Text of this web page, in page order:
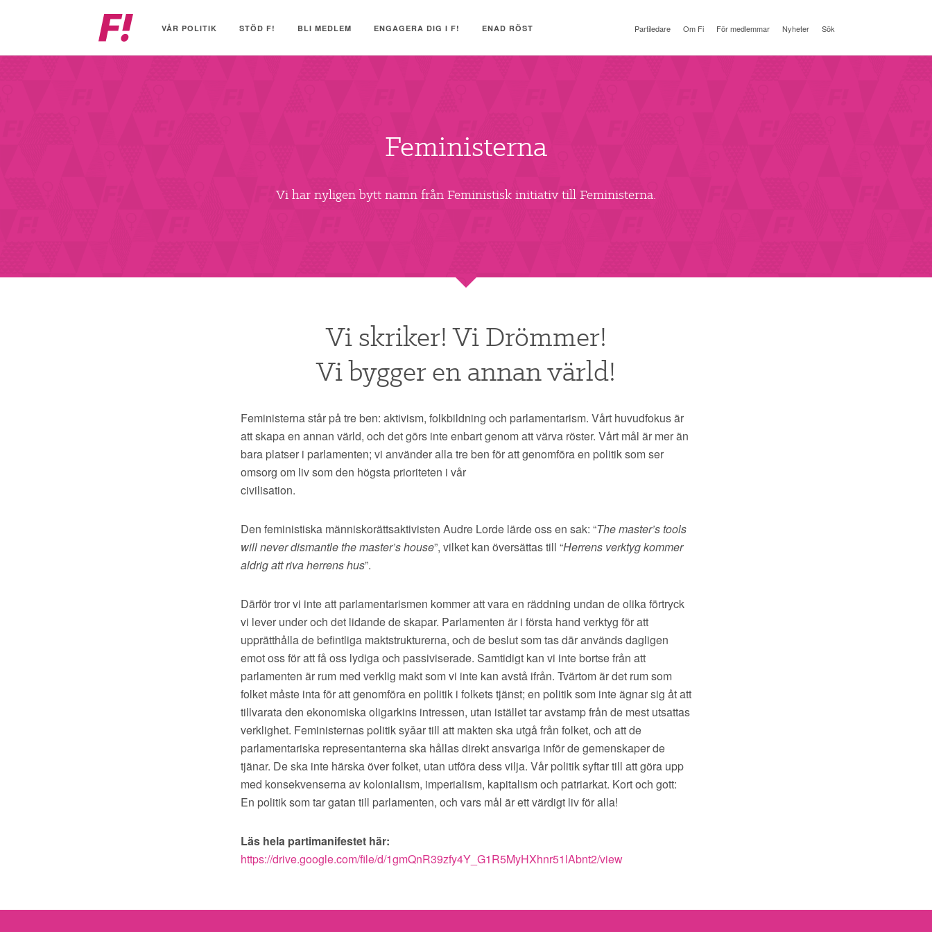
initiativ
VÅR POLITIK STÖD F! BLI MEDLEM ENGAGERA DIG I F! ENAD RÖST Partiledare Om Fi För medlemmar Nyheter Sök
Feministerna
Vi har nyligen bytt namn från Feministisk initiativ till Feministerna.
Vi skriker! Vi Drömmer!
Vi bygger en annan värld!
Feministerna står på tre ben: aktivism, folkbildning och parlamentarism. Vårt huvudfokus är
att skapa en annan värld, och det görs inte enbart genom att värva röster. Vårt mål är mer än
bara platser i parlamenten; vi använder alla tre ben för att genomföra en politik som ser
omsorg om liv som den högsta prioriteten i vår
civilisation.
Den feministiska människorättsaktivisten Audre Lorde lärde oss en sak: “The master’s tools
will never dismantle the master’s house”, vilket kan översättas till “Herrens verktyg kommer
aldrig att riva herrens hus”.
Därför tror vi inte att parlamentarismen kommer att vara en räddning undan de olika förtryck
vi lever under och det lidande de skapar. Parlamenten är i första hand verktyg för att
upprätthålla de befintliga maktstrukturerna, och de beslut som tas där används dagligen
emot oss för att få oss lydiga och passiviserade. Samtidigt kan vi inte bortse från att
parlamenten är rum med verklig makt som vi inte kan avstå ifrån. Tvärtom är det rum som
folket måste inta för att genomföra en politik i folkets tjänst; en politik som inte ägnar sig åt att
tillvarata den ekonomiska oligarkins intressen, utan istället tar avstamp från de mest utsattas
verklighet. Feministernas politik syǎar till att makten ska utgå från folket, och att de
parlamentariska representanterna ska hållas direkt ansvariga inför de gemenskaper de
tjänar. De ska inte härska över folket, utan utföra dess vilja. Vår politik syftar till att göra upp
med konsekvenserna av kolonialism, imperialism, kapitalism och patriarkat. Kort och gott:
En politik som tar gatan till parlamenten, och vars mål är ett värdigt liv för alla!
Läs hela partimanifestet här:
https://drive.google.com/file/d/1gmQnR39zfy4Y_G1R5MyHXhnr51lAbnt2/view